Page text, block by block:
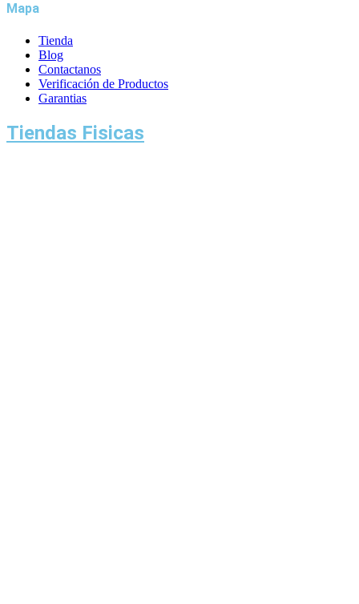
Mapa
Tienda
Blog
Contactanos
Verificación de Productos
Garantias
Tiendas Fisicas